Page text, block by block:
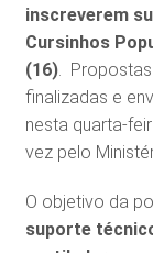
inscreverem
Cursinhos
(16).
finalizadas e
nesta quarta-
vez pelo
O objetivo da
suporte